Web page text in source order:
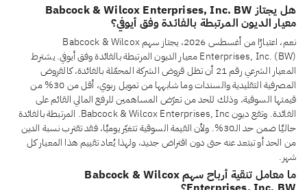
هل يجتاز Babcock & Wilcox Enterprises, Inc. BW
معيار الديون المرتبطة بالفائدة وفق أيوفي؟
نعم، اعتبارًا من أغسطس 2026، يجتاز سهم Babcock & Wilcox
Enterprises, Inc. (BW) معيار الديون المرتبطة بالفائدة وفق أيوفي. يشترط
المعيار الشرعي رقم 21 أن تظل قروض الشركة المحمّلة بالفائدة، كالقروض
المصرفية التقليدية والسندات وما شابهها من تمويل ربوي، أقل من 30% من
قيمتها السوقية، وذلك للحد من تعرّض المساهمين للرفع المالي القائم على
الفائدة. وتقع ديون Babcock & Wilcox Enterprises, Inc. المرتبطة بالفائدة
حاليًا ضمن حد الـ30%. ولأن القيمة السوقية تتغيّر يوميًا، فقد تقترب نسبة الدين
من الحد أو تبتعد عنه حتى دون اقتراض جديد، ولهذا يُعاد تقييم هذا المعيار كل
شهر.
ما معامل تنقية أرباح سهم Babcock & Wilcox